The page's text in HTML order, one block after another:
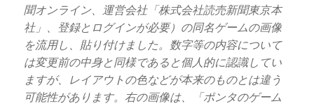
聞オンライン、運営会社「株式会社読売新聞東京本
社」、登録とログインが必要）の同名ゲームの画像
を流用し、貼り付けました。数字等の内容について
は変更前の中身と同様であると個人的に認識してい
ますが、レイアウトの色などが本来のものとは違う
可能性があります。右の画像は、「ポンタのゲーム